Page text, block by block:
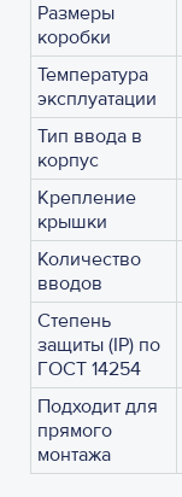
Размеры
коробки
Температура
эксплуатации
Тип ввода в
корпус
Крепление
крышки
Количество
вводов
Степень
защиты (IP) по
ГОСТ 14254
Подходит для
прямого
монтажа